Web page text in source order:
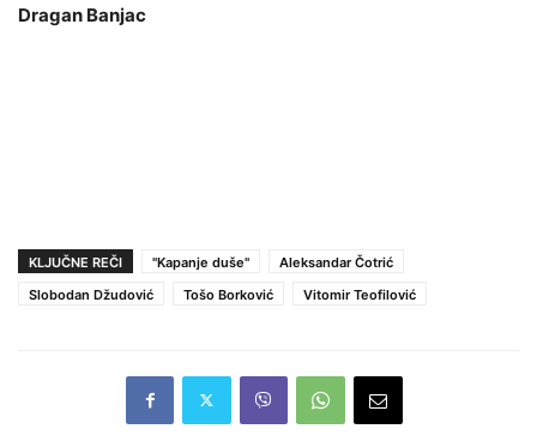
Dragan Banjac
KLJUČNE REČI "Kapanje duše"
Aleksandar Čotrić
Slobodan Džudović
Tošo Borković Vitomir Teofilović